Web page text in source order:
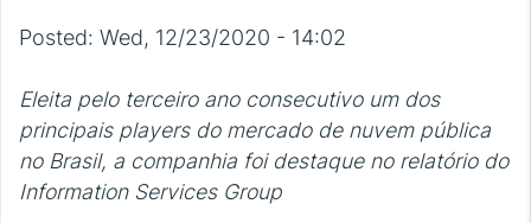
Posted: Wed, 12/23/2020 - 14:02
Eleita pelo terceiro ano consecutivo um dos
principais players do mercado de nuvem pública
no Brasil, a companhia foi destaque no relatório do
Information Services Group